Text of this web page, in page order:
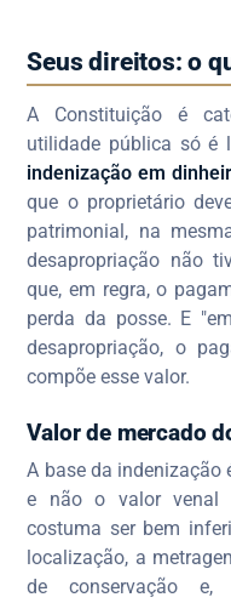
Seus direitos: o
A Constituição é
utilidade pública só é
indenização em
que o proprietário
patrimonial, na
desapropriação não
que, em regra, o
perda da posse. E
desapropriação, o
compõe esse valor.
Valor de mercado
A base da
e não o valor venal
costuma ser bem
localização, a
de conservação